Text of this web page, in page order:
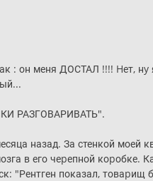
: он меня ДОСТАЛ !!!! Hет,
РАЗГОВАРИВАТЬ".
назад. За стенкой
в его чеpепной
"Рентген показал,